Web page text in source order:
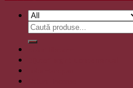
Search
for: